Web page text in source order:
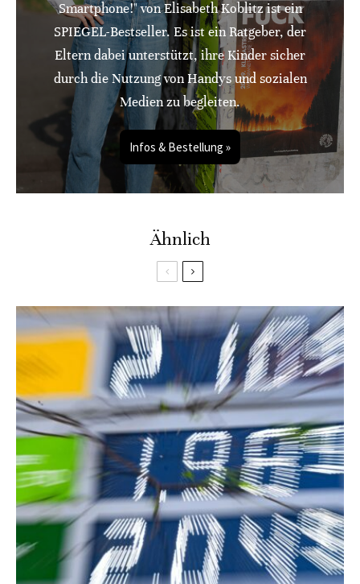
Smartphone!" von Elisabeth Koblitz ist ein
SPIEGEL-Bestseller. Es ist ein Ratgeber, der
Eltern dabei unterstützt, ihre Kinder sicher
durch die Nutzung von Handys und sozialen
Medien zu begleiten.
Infos & Bestellung »
Ähnlich